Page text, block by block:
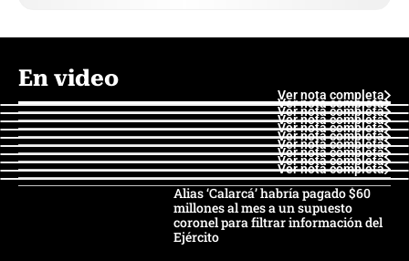
En video
Ver nota completa
Ver nota completa
Ver nota completa
Ver nota completa
Ver nota completa
Ver nota completa
Ver nota completa
Ver nota completa
Ver nota completa
Ver nota completa
Alias ‘Calarcá’ habría pagado $60
millones al mes a un supuesto
coronel para filtrar información del
Ejército